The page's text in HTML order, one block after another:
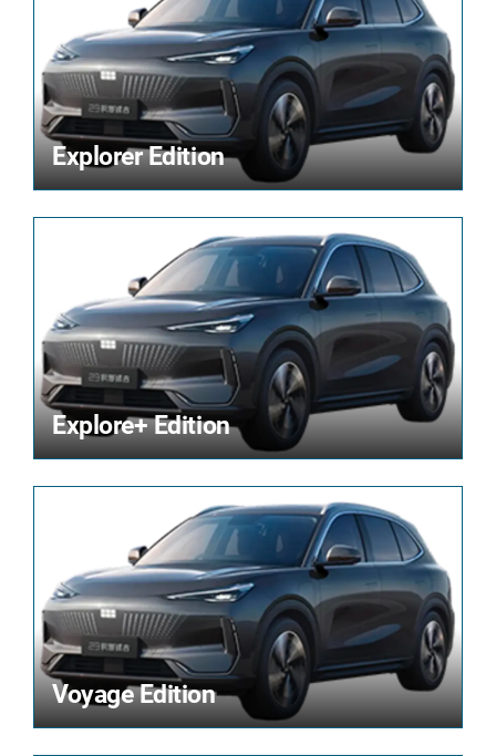
Explorer Edition
Explore+ Edition
Voyage Edition